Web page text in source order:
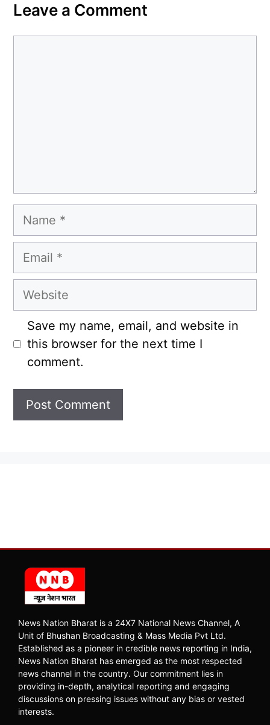
Leave a Comment
Name
Email
Website
Save my name, email, and website in
this browser for the next time I
comment.
News Nation Bharat is a 24X7 National News Channel, A
Unit of Bhushan Broadcasting & Mass Media Pvt Ltd.
Established as a pioneer in credible news reporting in India,
News Nation Bharat has emerged as the most respected
news channel in the country. Our commitment lies in
providing in-depth, analytical reporting and engaging
discussions on pressing issues without any bias or vested
interests.